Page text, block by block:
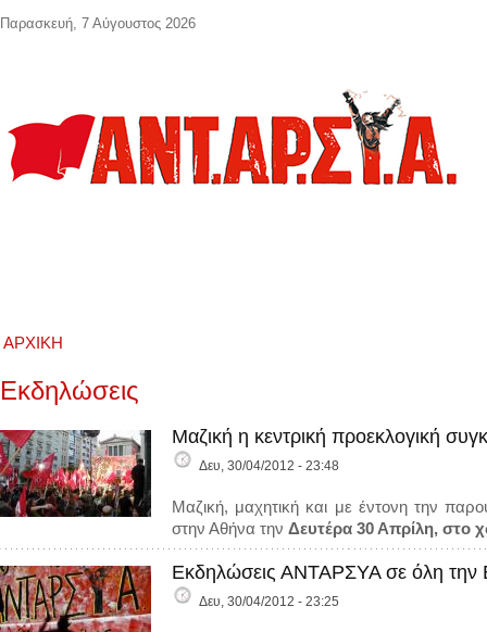
ΑΡΧΙΚΉ
Εκδηλώσεις
Μαζική η κεντρική προεκλογική
Δευ, 30/04/2012 - 23:48
Μαζική, μαχητική και με έντονη την
στην Αθήνα την Δευτέρα 30 Απρίλη, στο
Εκδηλώσεις ΑΝΤΑΡΣΥΑ σε όλη την
Δευ, 30/04/2012 - 23:25
Παρασκευή, 7 Αύγουστος 2026